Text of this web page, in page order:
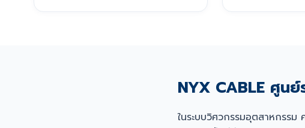
NYX CABLE ศูน
ในระบบวิศวกรรมอุตสาหกรร